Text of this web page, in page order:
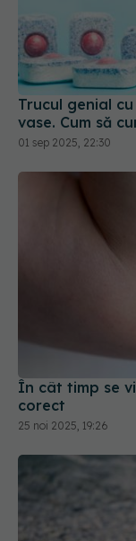
Trucul genial
vase. Cum să
01 sep 2025, 22:30
25 noi 2025, 19:26